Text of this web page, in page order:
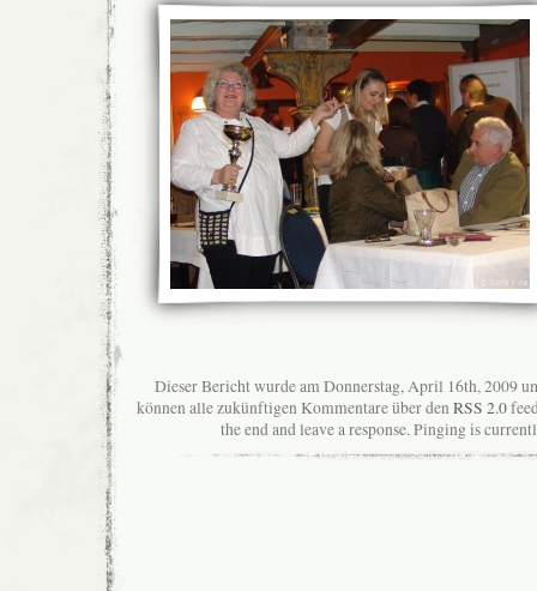
Dieser Bericht wurde am Donnerstag, April 16th, 2009
können alle zukünftigen Kommentare über denRSS 2.0
the end and leave a response. Pinging is